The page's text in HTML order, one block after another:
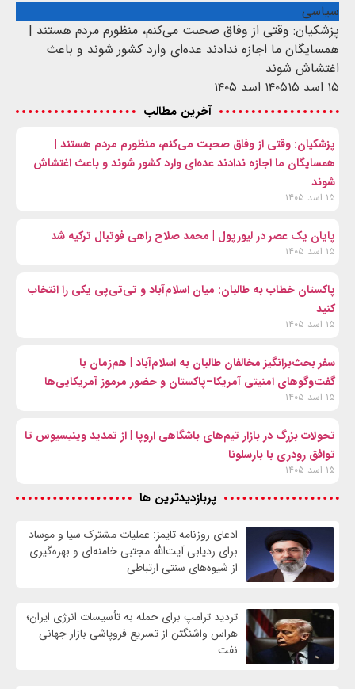
سیاسی
پزشکیان: وقتی از وفاق صحبت می‌کنم، منظورم مردم هستند |
همسایگان ما اجازه ندادند عده‌ای وارد کشور شوند و باعث
اغتشاش شوند
۱۵ اسد ۱۴۰۵
۱۵ اسد ۱۴۰۵
آخرین مطالب
پزشکیان: وقتی از وفاق صحبت می‌کنم، منظورم مردم هستند |
همسایگان ما اجازه ندادند عده‌ای وارد کشور شوند و باعث اغتشاش
شوند
۱۵ اسد ۱۴۰۵
پایان یک عصر در لیورپول | محمد صلاح راهی فوتبال ترکیه شد
۱۵ اسد ۱۴۰۵
پاکستان خطاب به طالبان: میان اسلام‌آباد و تی‌تی‌پی یکی را انتخاب
کنید
۱۵ اسد ۱۴۰۵
سفر بحث‌برانگیز مخالفان طالبان به اسلام‌آباد | هم‌زمان با
گفت‌وگوهای امنیتی آمریکا–پاکستان و حضور مرموز آمریکایی‌ها
۱۵ اسد ۱۴۰۵
تحولات بزرگ در بازار تیم‌های باشگاهی اروپا | از تمدید وینیسیوس تا
توافق رودری با بارسلونا
۱۵ اسد ۱۴۰۵
پربازدیدترین ها
ادعای روزنامه تایمز: عملیات مشترک سیا و موساد
برای ردیابی آیت‌الله مجتبی خامنه‌ای و بهره‌گیری
از شیوه‌های سنتی ارتباطی
تردید ترامپ برای حمله به تأسیسات انرژی ایران؛
هراس واشنگتن از تسریع فروپاشی بازار جهانی
نفت